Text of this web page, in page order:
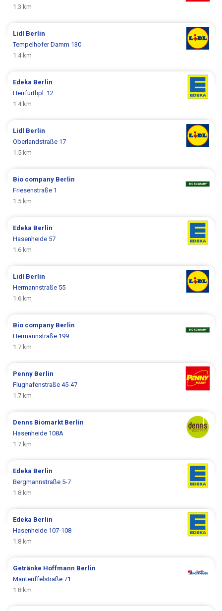
1.3 km
Lidl Berlin
Tempelhofer Damm 130
1.4 km
Edeka Berlin
Herrfurthpl. 12
1.4 km
Lidl Berlin
Oberlandstraße 17
1.5 km
Bio company Berlin
Friesenstraße 1
1.5 km
Edeka Berlin
Hasenheide 57
1.6 km
Lidl Berlin
Hermannstraße 55
1.6 km
Bio company Berlin
Hermannstraße 199
1.7 km
Penny Berlin
Flughafenstraße 45-47
1.7 km
Denns Biomarkt Berlin
Hasenheide 108A
1.7 km
Edeka Berlin
Bergmannstraße 5-7
1.8 km
Edeka Berlin
Hasenheide 107-108
1.8 km
Getränke Hoffmann Berlin
Manteuffelstraße 71
1.8 km